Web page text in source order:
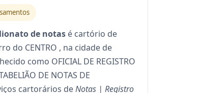
de notas é cartório de
do CENTRO , na cidade de
como OFICIAL DE REGISTRO
DE NOTAS DE
cartorários deNotas | Registro